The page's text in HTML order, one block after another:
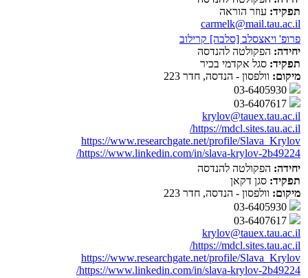
תפקיד: עוזר הוראה
carmelk@mail.tau.ac.il
פרופ' ויאצסלב [סלבה] קרילוב
יחידה: הפקולטה להנדסה
תפקיד: סגל אקדמי בכיר
מיקום: וולפסון - הנדסה, חדר 223
krylov@tauex.tau.ac.il
https://mdcl.sites.tau.ac.il/
https://www.researchgate.net/profile/Slava_Krylov
https://www.linkedin.com/in/slava-krylov-2b49224/
יחידה: הפקולטה להנדסה
תפקיד: סגן דקאן
מיקום: וולפסון - הנדסה, חדר 223
krylov@tauex.tau.ac.il
https://mdcl.sites.tau.ac.il/
https://www.researchgate.net/profile/Slava_Krylov
https://www.linkedin.com/in/slava-krylov-2b49224/